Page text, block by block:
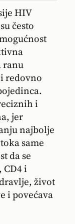
HIV
često
ranu
redovno
i
jer
najbolje
same
da se
CD4 i
život
i povećava